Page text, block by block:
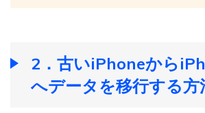
2．古いiPhoneから
へデータを移行する方